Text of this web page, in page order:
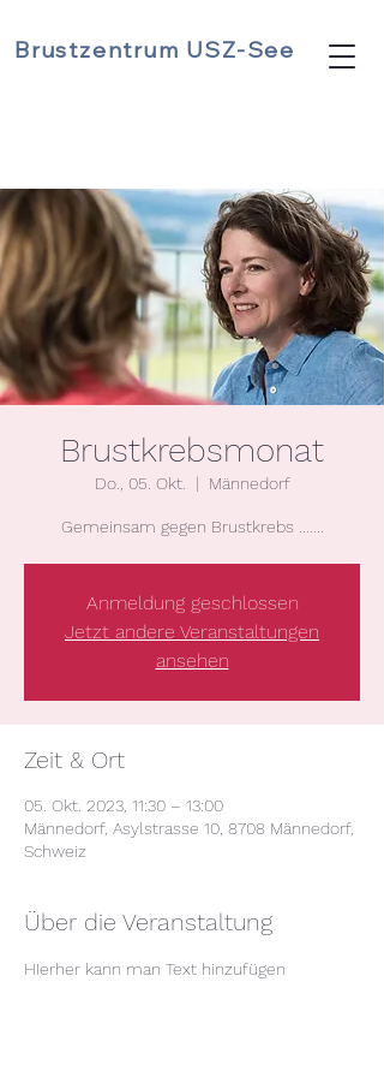
Brustzentrum USZ-See
Brustkrebsmonat
Do., 05. Okt.
  |
Männedorf
Gemeinsam gegen Brustkrebs .......
Anmeldung geschlossen
Jetzt andere Veranstaltungen
ansehen
Zeit & Ort
05. Okt. 2023, 11:30 – 13:00
Männedorf, Asylstrasse 10, 8708 Männedorf,
Schweiz
Über die Veranstaltung
HIerher kann man Text hinzufügen